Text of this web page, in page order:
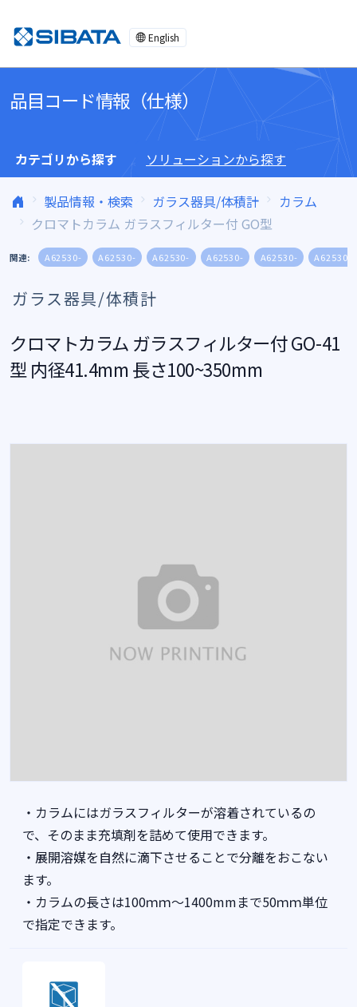
English
品目コード情報（仕様）
カテゴリから探す ソリューションから探す
製品情報・検索 ガラス器具/体積計
カラム
クロマトカラム ガラスフィルター付 GO型
関連: A62530- A62530- A62530- A62530- A62530- A62530-
ガラス器具/体積計
クロマトカラム ガラスフィルター付 GO-41
型 内径41.4mm 長さ100~350mm
・カラムにはガラスフィルターが溶着されているの
で、そのまま充填剤を詰めて使用できます。
・展開溶媒を自然に滴下させることで分離をおこない
ます。
・カラムの長さは100ｍｍ～1400mmまで50ｍｍ単位
で指定できます。